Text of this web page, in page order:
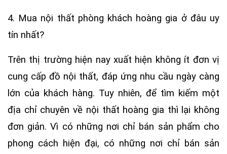
4. Mua nội thất phòng khách hoàng gia ở đâu uy
tín nhất?
Trên thị trường hiện nay xuất hiện không ít đơn vị
cung cấp đồ nội thất, đáp ứng nhu cầu ngày càng
lớn của khách hàng. Tuy nhiên, để tìm kiếm một
địa chỉ chuyên về nội thất hoàng gia thì lại không
đơn giản. Vì có những nơi chỉ bán sản phẩm cho
phong cách hiện đại, có những nơi chỉ bán sản